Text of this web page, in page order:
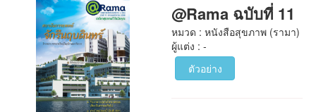
@Rama ฉบับที่ 11
หมวด : หนังสือสุขภาพ (รามา)
ผู้แต่ง : -
ตัวอย่าง